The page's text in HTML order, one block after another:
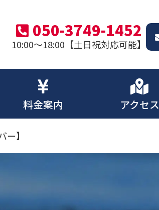
050-3749-1452
10:00～18:00【土日祝対応可能】
料金案内 アクセス
】